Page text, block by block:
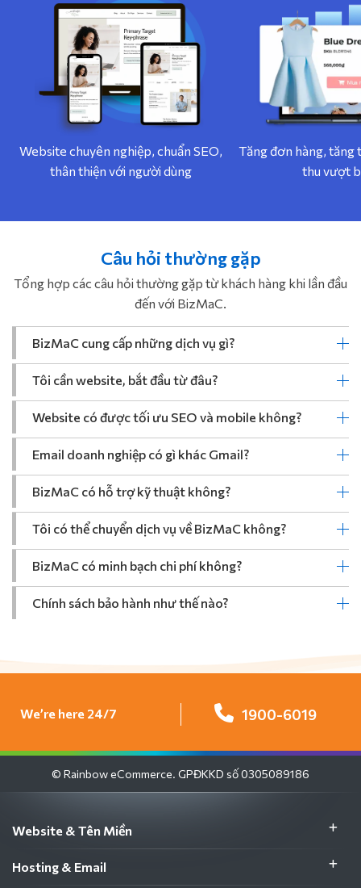
Website chuyên nghiệp, chuẩn SEO,
thân thiện với người dùng
Tăng đơn hàng,
thu vượt
Câu hỏi thường gặp
Tổng hợp các câu hỏi thường gặp từ khách hàng khi lần đầu
đến với BizMaC.
BizMaC cung cấp những dịch vụ gì?
Tôi cần website, bắt đầu từ đâu?
Website có được tối ưu SEO và mobile không?
Email doanh nghiệp có gì khác Gmail?
BizMaC có hỗ trợ kỹ thuật không?
Tôi có thể chuyển dịch vụ về BizMaC không?
BizMaC có minh bạch chi phí không?
Chính sách bảo hành như thế nào?
We’re here 24/7 1900-6019
© Rainbow eCommerce. GPĐKKD số 0305089186
Website & Tên Miền
Hosting & Email